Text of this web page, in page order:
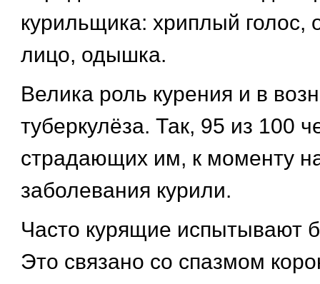
курильщика: хриплый голос,
лицо, одышка.
Велика роль курения и в
туберкулёза. Так, 95 из 100
страдающих им, к моменту
заболевания курили.
Часто курящие испытывают
Это связано со спазмом